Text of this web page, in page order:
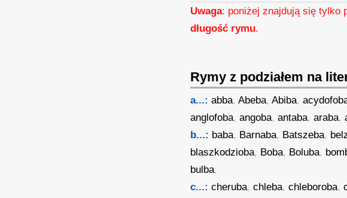
Uwaga: poniżej znajdują się tylko
długość rymu.
Rymy z podziałem na
a...: abba,Abeba,Abiba,
anglofoba,angoba,antaba,araba,
b...: baba, Barnaba, Batszeba,
blaszkodzioba, Boba, Boluba,
bulba,
c...: cheruba,chleba,chleboroba,